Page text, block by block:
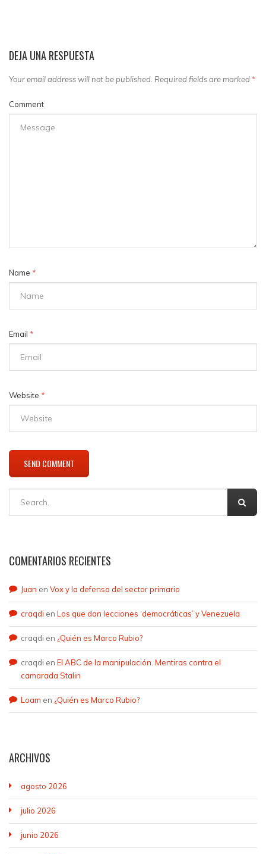
DEJA UNA RESPUESTA
Your email address will not be published. Required fields are marked *
Comment
Name *
Email *
Website *
COMENTARIOS RECIENTES
Juan en Vox y la defensa del sector primario
craqdi en Los que dan lecciones ‘democráticas’ y Venezuela
craqdi en ¿Quién es Marco Rubio?
craqdi en El ABC de la manipulación. Mentiras contra el
camarada Stalin
Loam en ¿Quién es Marco Rubio?
ARCHIVOS
agosto 2026
julio 2026
junio 2026